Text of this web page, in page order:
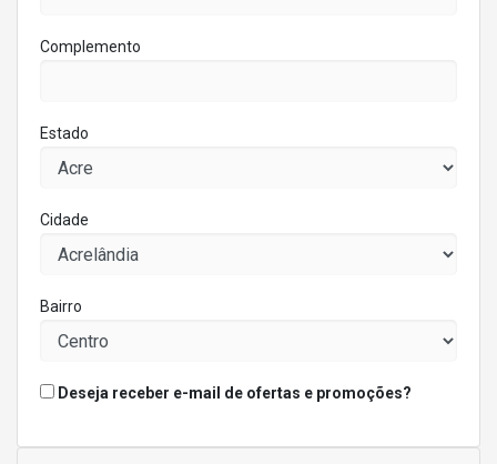
Complemento
Estado
Cidade
Bairro
Deseja receber e-mail de ofertas e promoções?